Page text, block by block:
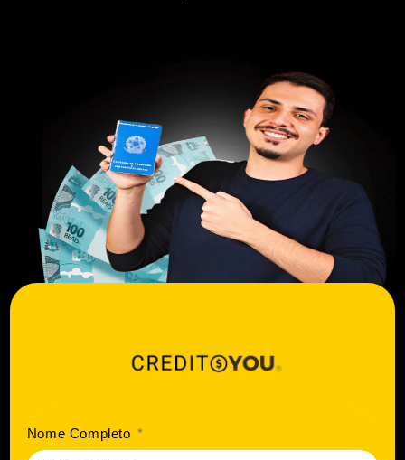
Nome Completo